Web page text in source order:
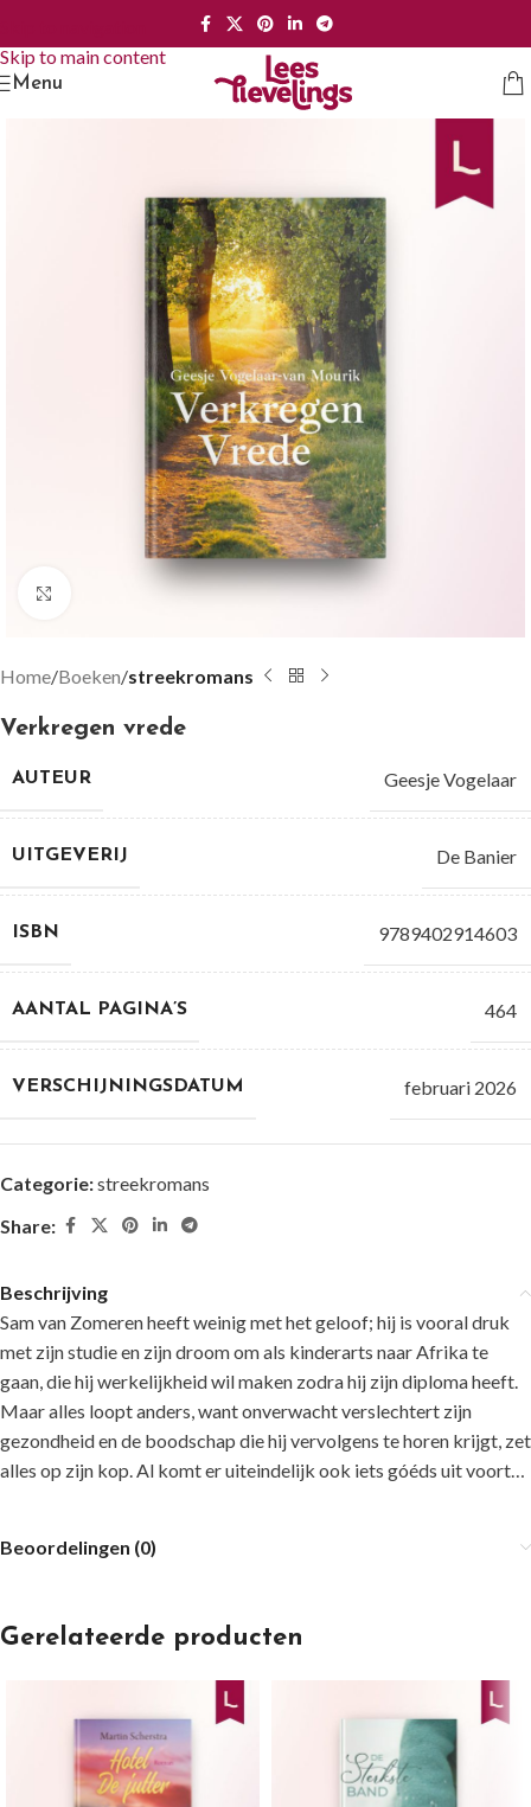
Skip to main content
Menu
Groter bekijken
Home Boeken streekromans
Verkregen vrede
AUTEUR Geesje Vogelaar
UITGEVERIJ De Banier
ISBN 9789402914603
AANTAL PAGINA’S 464
VERSCHIJNINGSDATUM februari 2026
Categorie:streekromans
Share:
Beschrijving
Sam van Zomeren heeft weinig met het geloof; hij is vooral druk
met zijn studie en zijn droom om als kinderarts naar Afrika te
gaan, die hij werkelijkheid wil maken zodra hij zijn diploma heeft.
Maar alles loopt anders, want onverwacht verslechtert zijn
gezondheid en de boodschap die hij vervolgens te horen krijgt, zet
alles op zijn kop. Al komt er uiteindelijk ook iets góéds uit voort…
Beoordelingen (0)
Gerelateerde producten